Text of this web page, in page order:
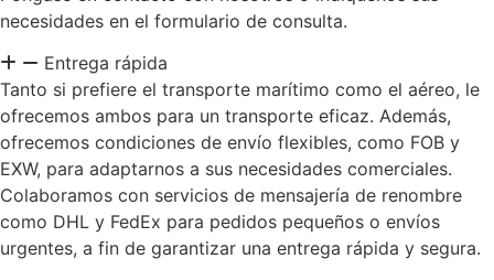
necesidades en el formulario de consulta.
Entrega rápida
Tanto si prefiere el transporte marítimo como el aéreo, le
ofrecemos ambos para un transporte eficaz. Además,
ofrecemos condiciones de envío flexibles, como FOB y
EXW, para adaptarnos a sus necesidades comerciales.
Colaboramos con servicios de mensajería de renombre
como DHL y FedEx para pedidos pequeños o envíos
urgentes, a fin de garantizar una entrega rápida y segura.